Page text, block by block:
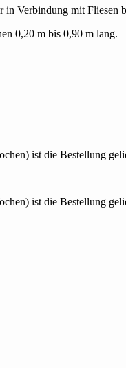
Verbindung mit Fliesen
0,20 m bis 0,90 m lang.
ist die Bestellung
ist die Bestellung